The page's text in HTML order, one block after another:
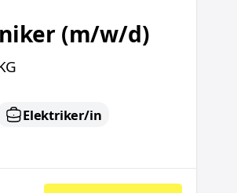
(m/w/d)
Elektriker/in